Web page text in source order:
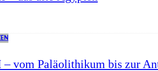
– vom Paläolithikum bis zur